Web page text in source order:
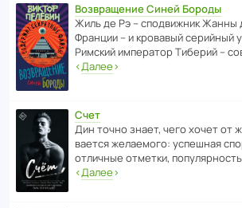
Возвращение Синей Бороды
Жиль де Рэ – спод­ви­жник Жанны
Франции – и кровавый серийный
Римский импе­ратор Тиберий –
‹Далее›
Счет
Дин точно знает, чего хочет от
ва­ется жела­е­мого: успе­шная
отли­чные отметки, попу­ля­р­ность
‹Далее›